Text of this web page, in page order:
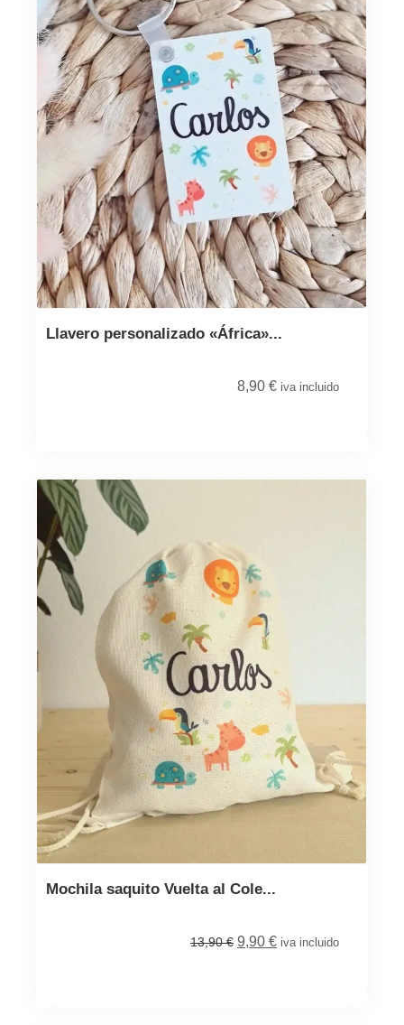
Llavero personalizado «África»...
8,90 € iva incluido
Mochila saquito Vuelta al Cole...
13,90€ 9,90 € iva incluido